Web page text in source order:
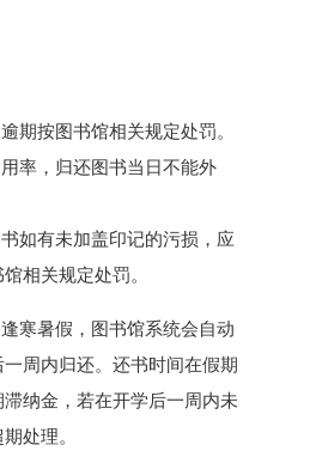
期按图书馆相关规定处罚。
归还图书当日不能外
未加盖印记的污损，应
相关规定处罚。
寒暑假，图书馆系统会自动
周内归还。还书时间在假期
纳金，若在开学后一周内未
处理。